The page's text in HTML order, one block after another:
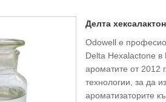
Делта
Odowell е
Delta Hexalactone в
ароматите от 2012
технологии, за да
ароматизаторите